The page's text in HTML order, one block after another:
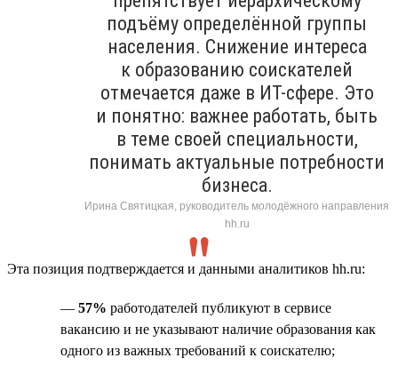
подъёму определённой группы
населения. Снижение интереса
к образованию соискателей
отмечается даже в ИТ-сфере. Это
и понятно: важнее работать, быть
в теме своей специальности,
понимать актуальные потребности
бизнеса.
Ирина Святицкая, руководитель молодёжного направления
hh.ru
Эта позиция подтверждается и данными аналитиков hh.ru:
— 57% работодателей публикуют в сервисе
вакансию и не указывают наличие образования как
одного из важных требований к соискателю;